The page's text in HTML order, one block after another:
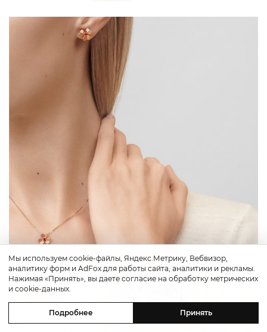
Мы используем cookie-файлы, Яндекс.Метрику, Вебвизор,
аналитику форм и AdFox для работы сайта, аналитики и рекламы.
Нажимая «Принять», вы даете согласие на обработку метрических
и cookie-данных.
Подробнее Принять